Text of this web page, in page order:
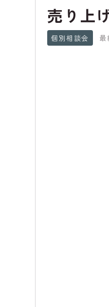
売り上
個別相談会 最